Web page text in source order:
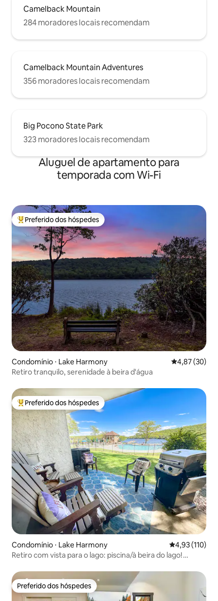
Camelback Mountain
284 moradores locais recomendam
Camelback Mountain Adventures
356 moradores locais recomendam
Big Pocono State Park
323 moradores locais recomendam
Aluguel de apartamento para
temporada com Wi-Fi
Entre os melhores preferidos dos hóspedes
Preferido dos hóspedes
Condomínio ⋅ Lake Harmony 4,87 de uma
4,87 (30)
Retiro tranquilo, serenidade à beira d'água
Entre os melhores preferidos dos hóspedes
Preferido dos hóspedes
Condomínio ⋅ Lake Harmony 4,93 de uma
4,93 (110)
Retiro com vista para o lago: piscina/à beira do lago!
Preferido dos hóspedes
Preferido dos hóspedes